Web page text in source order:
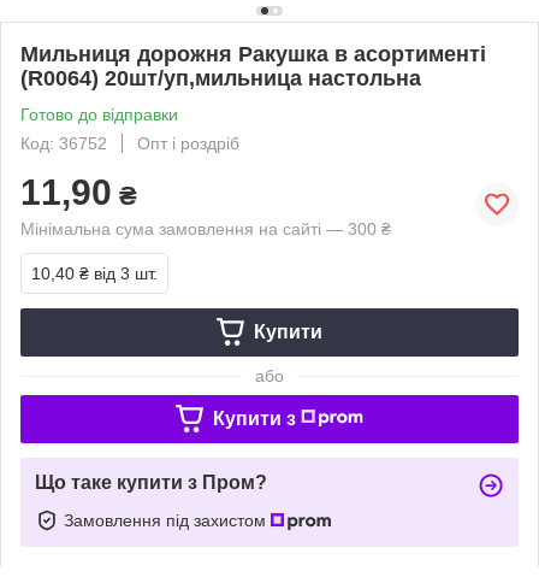
Мильниця дорожня Ракушка в асортименті
(R0064) 20шт/уп,мильница настольна
Готово до відправки
Код: 36752
Опт і роздріб
11,90 ₴
Мінімальна сума замовлення на сайті — 300 ₴
10,40 ₴ від 3 шт.
Купити
або
Купити з
Що таке купити з Пром?
Замовлення під захистом